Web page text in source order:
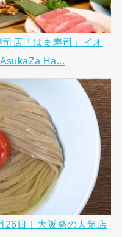
司店「はま寿司」イオ
Ha...
26日｜大阪発の人気店